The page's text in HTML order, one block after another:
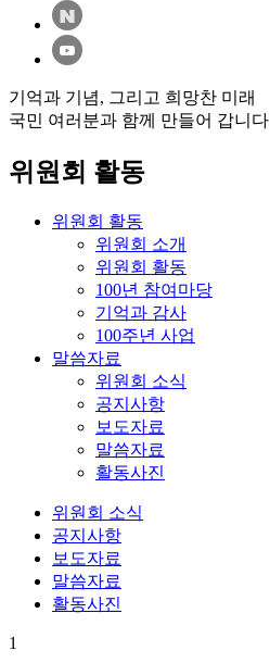
기억과 기념, 그리고 희망찬 미래
국민 여러분과 함께 만들어 갑니다
위원회 활동
위원회 활동
위원회 소개
위원회 활동
100년 참여마당
기억과 감사
100주년 사업
말씀자료
위원회 소식
공지사항
보도자료
말씀자료
활동사진
위원회 소식
공지사항
보도자료
말씀자료
활동사진
1